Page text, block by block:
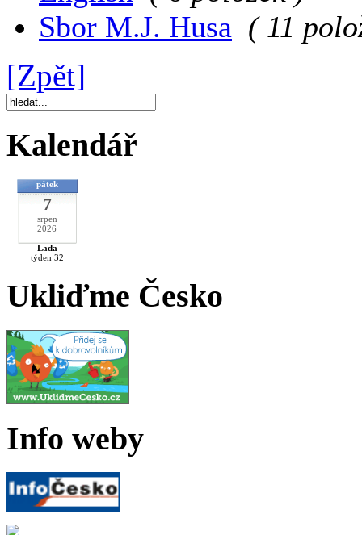
Sbor M.J. Husa ( 11
[Zpět]
Kalendář
pátek
7
srpen
2026
Lada
týden 32
Ukliďme Česko
Info weby